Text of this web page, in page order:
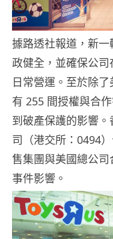
據路透社報道，新
政健全，並確保公
日常營運。至於除
有 255 間授權與合
到破產保護的影響
司（港交所：0494
售集團與美國總公
事件影響。